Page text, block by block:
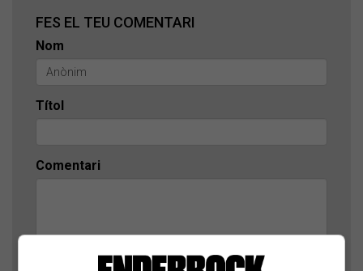
FES EL TEU COMENTARI
Nom
Títol
Comentari